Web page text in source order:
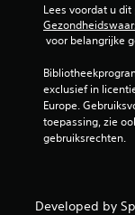
Lees voordat u
voor belangrijke
exclusief in
Europe.
toepassing, zie
gebruiksrechten.
Developed by